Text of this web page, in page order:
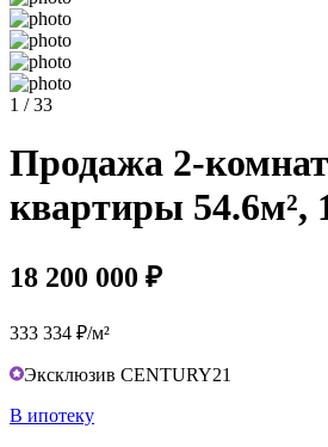
1 / 33
Продажа 2-
квартиры 54.6м²,
18 200 000 ₽
333 334 ₽/м²
Эксклюзив CENTURY21
В ипотеку